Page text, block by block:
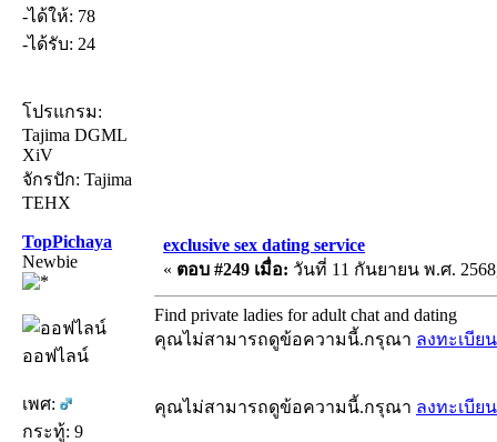
-ได้ให้: 78
-ได้รับ: 24
โปรแกรม:
Tajima DGML
XiV
จักรปัก: Tajima
TEHX
TopPichaya
Newbie
ออฟไลน์
เพศ:
กระทู้: 9
exclusive sex dating service
« ตอบ #249 เมื่อ: วันที่ 11 กันยายน พ.ศ.
Find private ladies for adult chat and dating
คุณไม่สามารถดูข้อความนี้.กรุณา ลงทะเบียน
คุณไม่สามารถดูข้อความนี้.กรุณา ลงทะเบียน